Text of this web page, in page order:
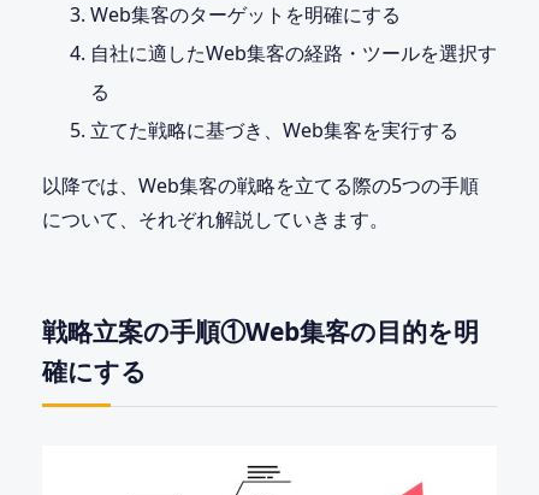
Web集客のターゲットを明確にする
自社に適したWeb集客の経路・ツールを選択す
る
立てた戦略に基づき、Web集客を実行する
以降では、Web集客の戦略を立てる際の5つの手順
について、それぞれ解説していきます。
戦略立案の手順①Web集客の目的を明
確にする